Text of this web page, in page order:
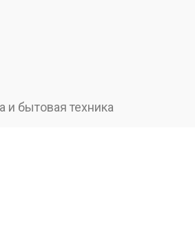
и бытовая техника